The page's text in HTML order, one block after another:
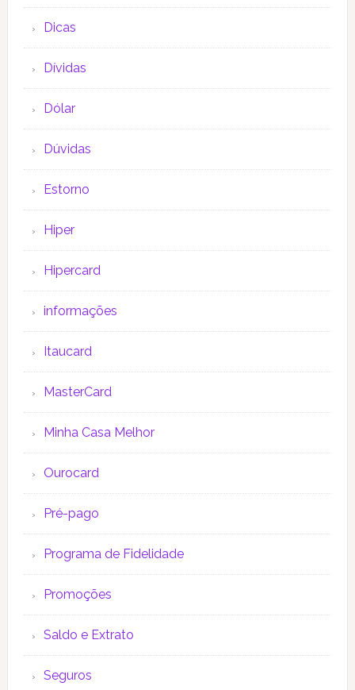
Dicas
Dívidas
Dólar
Dúvidas
Estorno
Hiper
Hipercard
informações
Itaucard
MasterCard
Minha Casa Melhor
Ourocard
Pré-pago
Programa de Fidelidade
Promoções
Saldo e Extrato
Seguros